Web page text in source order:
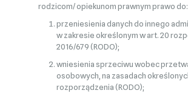
rodzicom/ opiekunom prawnym prawo do:
przeniesienia danych do innego
w zakresie określonym w art. 20
2016/679 (RODO);
wniesienia sprzeciwu wobec
osobowych, na zasadach
rozporządzenia (RODO);